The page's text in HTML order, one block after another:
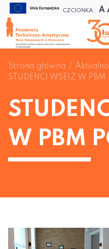
CZCIONKA: A
Strona główna
STUDENCI WSEIZ W PBM
W PBM